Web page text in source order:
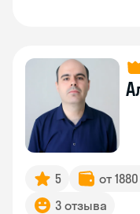
5 от
3 отзыва